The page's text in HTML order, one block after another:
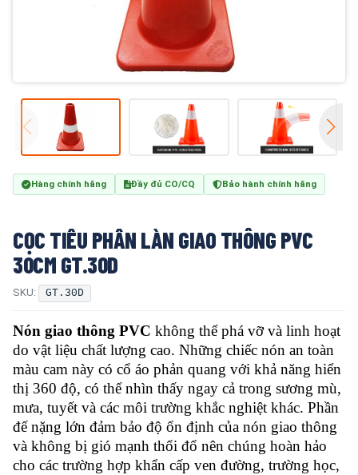
Hàng chính hãng Đầy đủ CO/CQ Bảo hành chính hãng
CỌC TIÊU PHÂN LÀN GIAO THÔNG PVC
30CM GT.30D
SKU: GT.30D
Nón giao thông PVC không thể phá vỡ và linh hoạt
do vật liệu chất lượng cao. Những chiếc nón an toàn
màu cam này có cổ áo phản quang với khả năng hiển
thị 360 độ, có thể nhìn thấy ngay cả trong sương mù,
mưa, tuyết và các môi trường khắc nghiệt khác. Phần
đế nặng lớn đảm bảo độ ổn định của nón giao thông
và không bị gió mạnh thổi đổ nên chúng hoàn hảo
cho các trường hợp khẩn cấp ven đường, trường học,